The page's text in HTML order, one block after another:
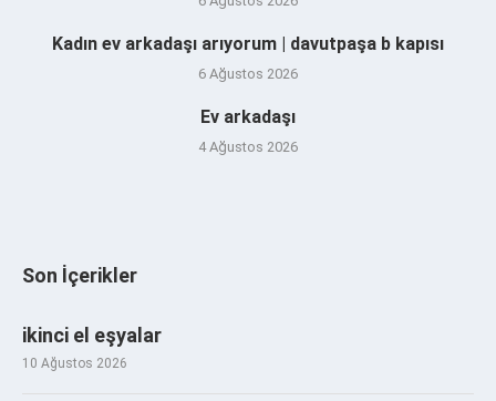
Kadın ev arkadaşı arıyorum | davutpaşa b kapısı
6 Ağustos 2026
Ev arkadaşı
4 Ağustos 2026
Son İçerikler
ikinci el eşyalar
10 Ağustos 2026